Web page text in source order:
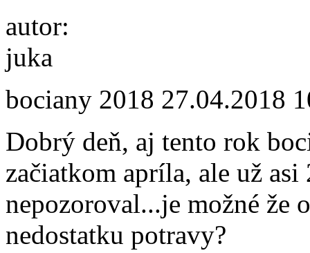
autor:
juka
bociany 2018 27.04.2018
Dobrý deň, aj tento rok
začiatkom apríla, ale už
nepozoroval...je možné že
nedostatku potravy?